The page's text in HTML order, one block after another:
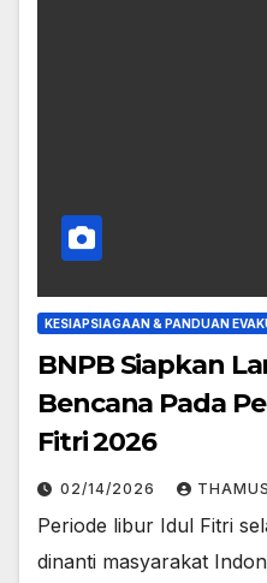
KESIAPSIAGAAN & PANDUAN
BNPB Siapkan
Bencana Pada
Fitri 2026
02/14/2026
Periode libur Idul Fitri
dinanti masyarakat